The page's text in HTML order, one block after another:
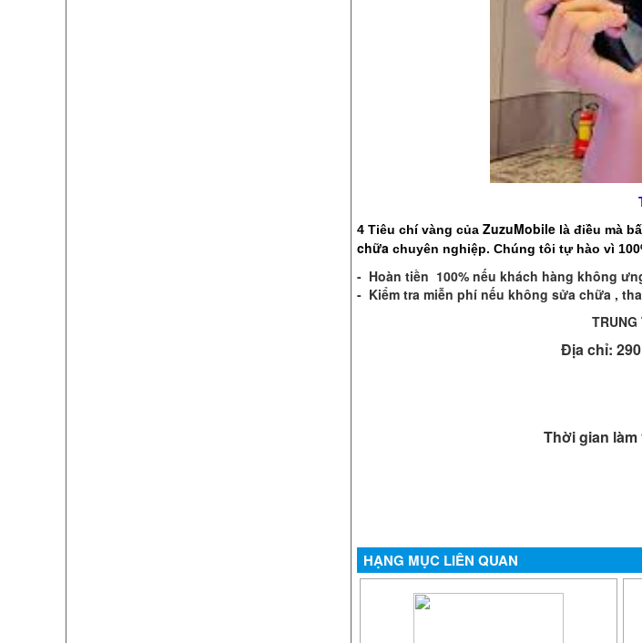
4 Tiêu chí vàng của ZuzuMobile là điều mà
chữa chuyên nghiệp. Chúng tôi tự hào vì
- Hoàn tiền 100% nếu khách hàng không
- Kiểm tra miễn phí nếu không sửa chữa ,
Địa chỉ:
Thời gian làm
HẠNG MỤC LIÊN QUAN